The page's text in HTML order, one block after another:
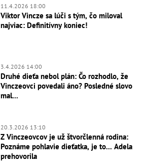
11.4.2026 18:00
Viktor Vincze sa lúči s tým, čo miloval
najviac: Definitívny koniec!
3.4.2026 14:00
Druhé dieťa nebol plán: Čo rozhodlo, že
Vinczeovci povedali áno? Posledné slovo
mal...
20.3.2026 13:10
Z Vinczeovcov je už štvorčlenná rodina:
Poznáme pohlavie dieťatka, je to... Adela
prehovorila